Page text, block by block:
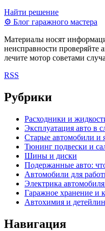
Найти решение
⚙ Блог гаражного мастера
Материалы носят
неисправности проверяйте
лечите мотор советами
RSS
Рубрики
Расходники и
Эксплуатация авто в
Старые автомобили и
Тюнинг подвески и
Шины и диски
Подержанные авто:
Автомобили для
Электрика
Гаражное хранение и
Автохимия и
Навигация